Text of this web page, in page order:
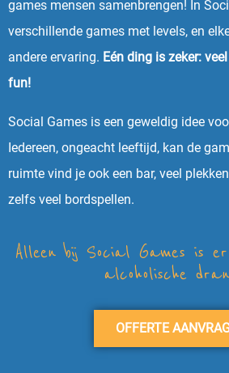
games mensen samenbrengen! In
verschillende games met levels, en
andere ervaring. Eén ding is zeker:
fun!
Social Games is een geweldig idee
Iedereen, ongeacht leeftijd, kan de
ruimte vind je ook een bar, veel
zelfs veel bordspellen.
Alleen bij Social Games is
alcoholische
OFFERTE